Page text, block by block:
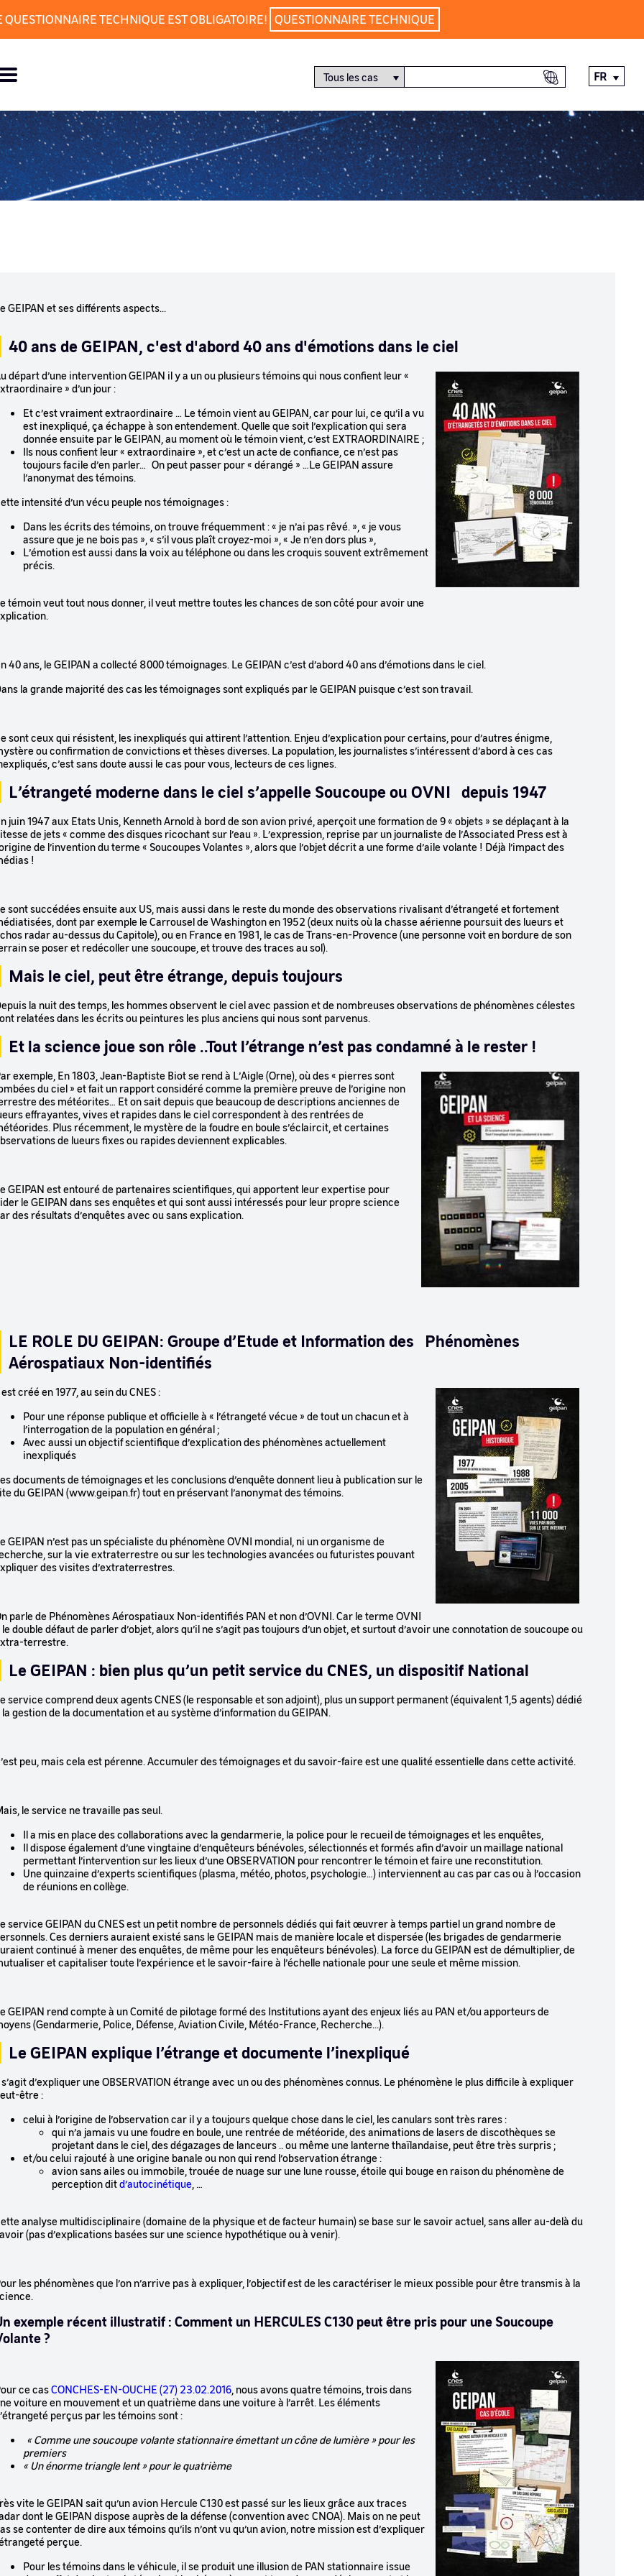
QUESTIONNAIRE TECHNIQUE EST OBLIGATOIRE! QUESTIONNAIRE TECHNIQUE
FR
GEIPAN et ses différents aspects...
40 ans de GEIPAN, c'est d'abord 40 ans d'émotions dans le ciel
Image
départ d’une intervention GEIPAN il y a un ou plusieurs témoins qui nous confient leur «
» d’un jour :
Et c’est vraiment extraordinaire … Le témoin vient au GEIPAN, car pour lui, ce qu’il a vu
est inexpliqué, ça échappe à son entendement. Quelle que soit l’explication qui sera
donnée ensuite par le GEIPAN, au moment où le témoin vient, c’est EXTRAORDINAIRE ;
Ils nous confient leur « extraordinaire », et c’est un acte de confiance, ce n’est pas
toujours facile d’en parler… On peut passer pour « dérangé » …Le GEIPAN assure
l’anonymat des témoins.
intensité d’un vécu peuple nos témoignages :
Dans les écrits des témoins, on trouve fréquemment : « je n’ai pas rêvé. », « je vous
assure que je ne bois pas », « s’il vous plaît croyez-moi », « Je n’en dors plus »,
L’émotion est aussi dans la voix au téléphone ou dans les croquis souvent extrêmement
précis.
témoin veut tout nous donner, il veut mettre toutes les chances de son côté pour avoir une
40 ans, le GEIPAN a collecté 8000 témoignages. Le GEIPAN c’est d’abord 40 ans d’émotions dans le ciel.
la grande majorité des cas les témoignages sont expliqués par le GEIPAN puisque c’est son travail.
sont ceux qui résistent, les inexpliqués qui attirent l’attention. Enjeu d’explication pour certains, pour d’autres énigme,
ou confirmation de convictions et thèses diverses. La population, les journalistes s’intéressent d’abord à ces cas
c’est sans doute aussi le cas pour vous, lecteurs de ces lignes.
L’étrangeté moderne dans le ciel s’appelle Soucoupe ou OVNI depuis 1947
juin 1947 aux Etats Unis, Kenneth Arnold à bord de son avion privé, aperçoit une formation de 9 « objets » se déplaçant à la
de jets « comme des disques ricochant sur l’eau ». L’expression, reprise par un journaliste de l’Associated Press est à
de l’invention du terme « Soucoupes Volantes », alors que l’objet décrit a une forme d’aile volante ! Déjà l’impact des
!
sont succédées ensuite aux US, mais aussi dans le reste du monde des observations rivalisant d’étrangeté et fortement
dont par exemple le Carrousel de Washington en 1952 (deux nuits où la chasse aérienne poursuit des lueurs et
radar au-dessus du Capitole), ou en France en 1981, le cas de Trans-en-Provence (une personne voit en bordure de son
se poser et redécoller une soucoupe, et trouve des traces au sol).
Mais le ciel, peut être étrange, depuis toujours
la nuit des temps, les hommes observent le ciel avec passion et de nombreuses observations de phénomènes célestes
relatées dans les écrits ou peintures les plus anciens qui nous sont parvenus.
Et la science joue son rôle ..Tout l’étrange n’est pas condamné à le rester !
Image
exemple, En 1803, Jean-Baptiste Biot se rend à L’Aigle (Orne), où des « pierres sont
du ciel » et fait un rapport considéré comme la première preuve de l’origine non
des météorites… Et on sait depuis que beaucoup de descriptions anciennes de
effrayantes, vives et rapides dans le ciel correspondent à des rentrées de
Plus récemment, le mystère de la foudre en boule s’éclaircit, et certaines
de lueurs fixes ou rapides deviennent explicables.
GEIPAN est entouré de partenaires scientifiques, qui apportent leur expertise pour
le GEIPAN dans ses enquêtes et qui sont aussi intéressés pour leur propre science
des résultats d’enquêtes avec ou sans explication.
LE ROLE DU GEIPAN: Groupe d’Etude et Information des Phénomènes
Aérospatiaux Non-identifiés
Image
est créé en 1977, au sein du CNES :
Pour une réponse publique et officielle à « l’étrangeté vécue » de tout un chacun et à
l’interrogation de la population en général ;
Avec aussi un objectif scientifique d’explication des phénomènes actuellement
inexpliqués
documents de témoignages et les conclusions d’enquête donnent lieu à publication sur le
du GEIPAN (www.geipan.fr) tout en préservant l’anonymat des témoins.
GEIPAN n’est pas un spécialiste du phénomène OVNI mondial, ni un organisme de
sur la vie extraterrestre ou sur les technologies avancées ou futuristes pouvant
des visites d’extraterrestres.
parle de Phénomènes Aérospatiaux Non-identifiés PAN et non d’OVNI. Car le terme OVNI
le double défaut de parler d’objet, alors qu’il ne s’agit pas toujours d’un objet, et surtout d’avoir une connotation de soucoupe ou
terrestre.
Le GEIPAN : bien plus qu’un petit service du CNES, un dispositif National
service comprend deux agents CNES (le responsable et son adjoint), plus un support permanent (équivalent 1,5 agents) dédié
la gestion de la documentation et au système d’information du GEIPAN.
peu, mais cela est pérenne. Accumuler des témoignages et du savoir-faire est une qualité essentielle dans cette activité.
le service ne travaille pas seul.
Il a mis en place des collaborations avec la gendarmerie, la police pour le recueil de témoignages et les enquêtes,
Il dispose également d’une vingtaine d’enquêteurs bénévoles, sélectionnés et formés afin d’avoir un maillage national
permettant l’intervention sur les lieux d’une OBSERVATION pour rencontrer le témoin et faire une reconstitution.
Une quinzaine d’experts scientifiques (plasma, météo, photos, psychologie…) interviennent au cas par cas ou à l’occasion
de réunions en collège.
service GEIPAN du CNES est un petit nombre de personnels dédiés qui fait œuvrer à temps partiel un grand nombre de
Ces derniers auraient existé sans le GEIPAN mais de manière locale et dispersée (les brigades de gendarmerie
continué à mener des enquêtes, de même pour les enquêteurs bénévoles). La force du GEIPAN est de démultiplier, de
et capitaliser toute l’expérience et le savoir-faire à l’échelle nationale pour une seule et même mission.
GEIPAN rend compte à un Comité de pilotage formé des Institutions ayant des enjeux liés au PAN et/ou apporteurs de
(Gendarmerie, Police, Défense, Aviation Civile, Météo-France, Recherche...).
Le GEIPAN explique l’étrange et documente l’inexpliqué
s’agit d’expliquer une OBSERVATION étrange avec un ou des phénomènes connus. Le phénomène le plus difficile à expliquer
être :
celui à l’origine de l’observation car il y a toujours quelque chose dans le ciel, les canulars sont très rares :
qui n’a jamais vu une foudre en boule, une rentrée de météoride, des animations de lasers de discothèques se
projetant dans le ciel, des dégazages de lanceurs .. ou même une lanterne thaïlandaise, peut être très surpris ;
et/ou celui rajouté à une origine banale ou non qui rend l’observation étrange :
avion sans ailes ou immobile, trouée de nuage sur une lune rousse, étoile qui bouge en raison du phénomène de
perception ditd’autocinétique , …
analyse multidisciplinaire (domaine de la physique et de facteur humain) se base sur le savoir actuel, sans aller au-delà du
(pas d’explications basées sur une science hypothétique ou à venir).
les phénomènes que l’on n’arrive pas à expliquer, l’objectif est de les caractériser le mieux possible pour être transmis à la
exemple récent illustratif : Comment un HERCULES C130 peut être pris pour une Soucoupe
?
Image
ce casCONCHES-EN-OUCHE (27) 23.02.2016 , nous avons quatre témoins, trois dans
voiture en mouvement et un quatrième dans une voiture à l’arrêt. Les éléments
perçus par les témoins sont :
« Comme une soucoupe volante stationnaire émettant un cône de lumière » pour les
premiers
« Un énorme triangle lent » pour le quatrième
vite le GEIPAN sait qu’un avion Hercule C130 est passé sur les lieux grâce aux traces
dont le GEIPAN dispose auprès de la défense (convention avec CNOA). Mais on ne peut
se contenter de dire aux témoins qu’ils n’ont vu qu’un avion, notre mission est d’expliquer
perçue.
Pour les témoins dans le véhicule, il se produit une illusion de PAN stationnaire issue